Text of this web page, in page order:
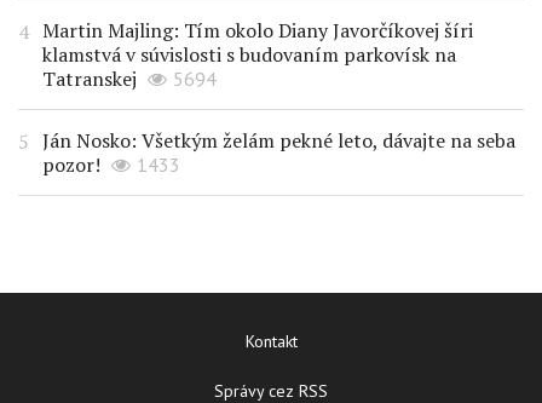
Martin Majling: Tím okolo Diany Javorčíkovej šíri
klamstvá v súvislosti s budovaním parkovísk na
Tatranskej
5694
Ján Nosko: Všetkým želám pekné leto, dávajte na seba
pozor!
1433
Kontakt
Správy cez RSS